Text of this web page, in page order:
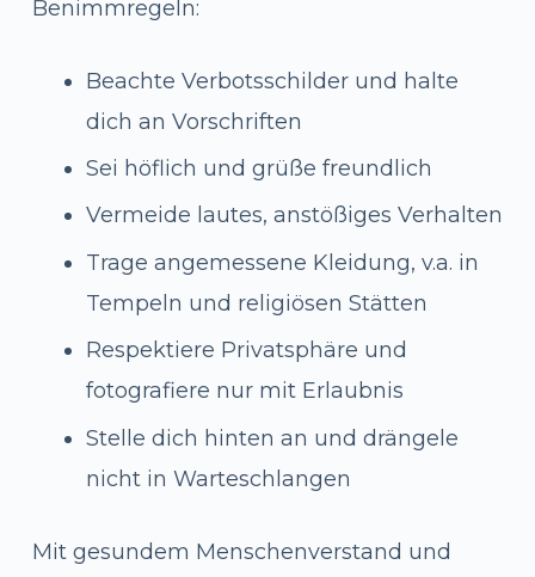
Benimmregeln:
Beachte Verbotsschilder und halte
dich an Vorschriften
Sei höflich und grüße freundlich
Vermeide lautes, anstößiges Verhalten
Trage angemessene Kleidung, v.a. in
Tempeln und religiösen Stätten
Respektiere Privatsphäre und
fotografiere nur mit Erlaubnis
Stelle dich hinten an und drängele
nicht in Warteschlangen
Mit gesundem Menschenverstand und